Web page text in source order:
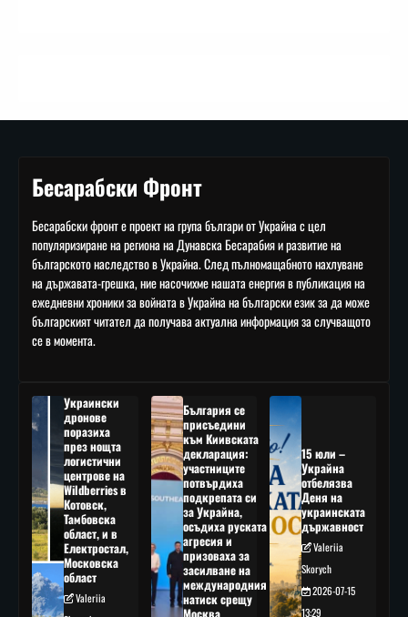
Бесарабски Фронт
Бесарабски фронт е проект на група българи от Украйна с цел
популяризиране на региона на Дунавска Бесарабия и развитие на
българското наследство в Украйна. След пълномащабното нахлуване
на държавата-грешка, ние насочихме нашата енергия в публикация на
ежедневни хроники за войната в Украйна на български език за да може
българският читател да получава актуална информация за случващото
се в момента.
Украински
дронове
поразиха
през нощта
логистични
центрове на
Wildberries в
Котовск,
Тамбовска
област, и в
Електростал,
Московска
област
Valeriia
България се
присъедини
към Киивската
декларация:
участниците
потвърдиха
подкрепата си
за Украйна,
осъдиха руската
агресия и
призоваха за
засилване на
международния
натиск срещу
15 юли –
Украйна
отбелязва
Деня на
украинската
държавност
Valeriia
Skorych
2026-07-15
13:29